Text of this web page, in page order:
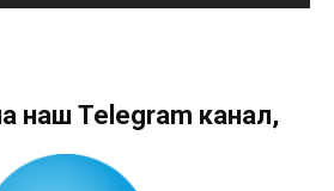
наш Telegram канал,